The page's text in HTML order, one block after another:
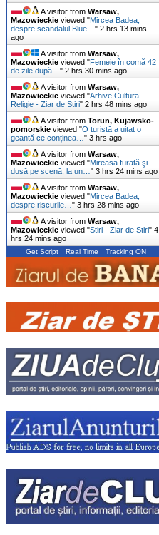
A visitor from Warsaw,
Mazowieckie viewed "Mircea Badea,
despre scandalul Blue… " 2 hrs 13 mins
ago
A visitor from Warsaw,
Mazowieckie viewed "Femeie în comă 42
de zile după… " 2 hrs 30 mins ago
A visitor from Warsaw,
Mazowieckie viewed "Arhive Cultura -
Religie - Ziar de Stiri" 2 hrs 48 mins ago
A visitor from Torun, Kujawsko-
pomorskie viewed "O turistă a uitat o
geantă ce conținea… " 3 hrs ago
A visitor from Warsaw,
Mazowieckie viewed "Mireasa furată şi
dusă pe scenă, la un… " 3 hrs 24 mins ago
A visitor from Warsaw,
Mazowieckie viewed "Mircea Badea,
despre riscurile… " 3 hrs 28 mins ago
A visitor from Warsaw,
Mazowieckie viewed "Stiri - Ziar de Stiri" 4
hrs 24 mins ago
Get Script Real Time Tracking ON